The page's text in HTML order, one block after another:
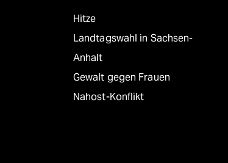
Hitze
Landtagswahl in Sachsen-
Anhalt
Gewalt gegen Frauen
Nahost-Konflikt